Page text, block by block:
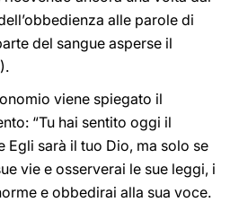
alle parole di
del sangue asperse il
viene spiegato il
“Tu hai sentito oggi il
Egli sarà il tuo Dio, ma solo se
vie e osserverai le sue leggi, i
e obbedirai alla sua voce.